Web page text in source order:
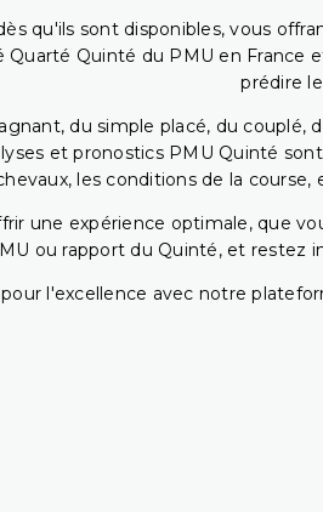
qu'ils sont disponibles, vous
Quarté Quinté du PMU en France
prédire
du simple placé, du
et pronostics PMU Quinté
les conditions de la
une expérience optimale, que
ou rapport du Quinté, et restez
l'excellence avec notre